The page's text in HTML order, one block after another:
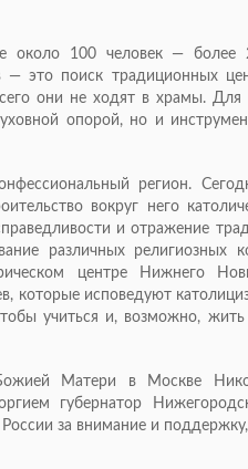
около 100 человек — более
это поиск традиционных
они не ходят в храмы. Для
опорой, но и
регион.
вокруг него
и отражение
различных религиозных
центре Нижнего
которые исповедуют
учиться и, возможно, жить
Матери в Москве
губернатор
за внимание и